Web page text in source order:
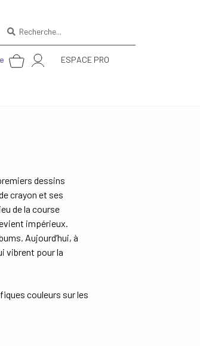
ESPACE PRO
pour :
dessins
crayon et ses
de la course
impérieux.
Aujourd’hui, à
vibrent pour la
couleurs sur les